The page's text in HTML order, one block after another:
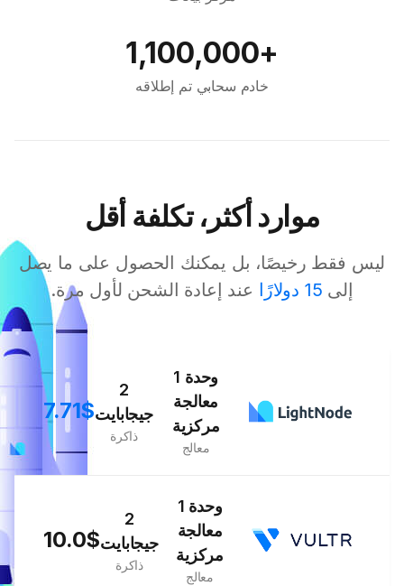
+1,100,000
خادم سحابي تم إطلاقه
موارد أكثر، تكلفة أقل
ليس فقط رخيصًا، بل يمكنك الحصول على ما يصل
إلى 15 دولارًا عند إعادة الشحن لأول مرة.
7.71$
2
جيجابايت
ذاكرة
1 وحدة
معالجة
مركزية
معالج
10.0$
2
جيجابايت
ذاكرة
1 وحدة
معالجة
مركزية
معالج